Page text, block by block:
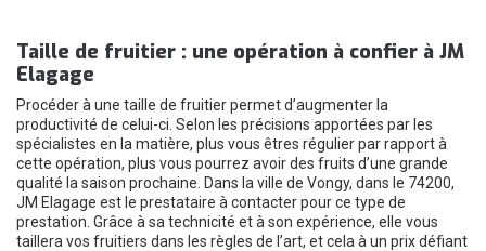
Taille de fruitier : une opération à confier à JM
Elagage
Procéder à une taille de fruitier permet d’augmenter la
productivité de celui-ci. Selon les précisions apportées par les
spécialistes en la matière, plus vous êtres régulier par rapport à
cette opération, plus vous pourrez avoir des fruits d’une grande
qualité la saison prochaine. Dans la ville de Vongy, dans le 74200,
JM Elagage est le prestataire à contacter pour ce type de
prestation. Grâce à sa technicité et à son expérience, elle vous
taillera vos fruitiers dans les règles de l’art, et cela à un prix défiant